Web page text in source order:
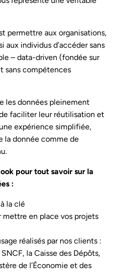
permettre aux organisations,
aux individus d’accéder sans
– data-driven (fondée sur
sans compétences
les données pleinement
faciliter leur réutilisation et
expérience simplifiée,
la donnée comme de
pour tout savoir sur la
:
la clé
mettre en place vos projets
réalisés par nos clients :
la Caisse des Dépôts,
de l’Économie et des